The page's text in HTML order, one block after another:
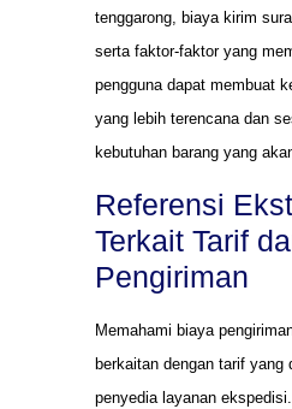
tenggarong, biaya kirim
serta faktor-faktor yang
pengguna dapat membuat
yang lebih terencana dan
kebutuhan barang yang
Referensi
Terkait Tarif
Pengiriman
Memahami biaya
berkaitan dengan tarif yang
penyedia layanan